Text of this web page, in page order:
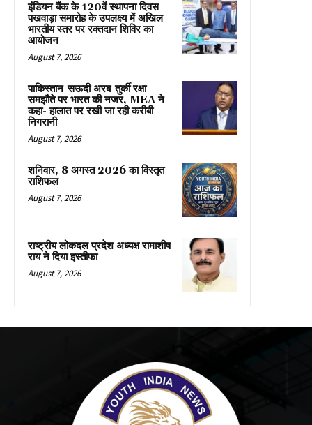
इंडियन बैंक के 120वें स्थापना दिवस
पखवाड़ा समारोह के उपलक्ष्य में अखिल
भारतीय स्तर पर रक्तदान शिविर का
आयोजन
August 7, 2026
पाकिस्तान-सऊदी अरब-तुर्की रक्षा
समझौते पर भारत की नजर, MEA ने
कहा- हालात पर रखी जा रही करीबी
निगरानी
August 7, 2026
शनिवार, 8 अगस्त 2026 का विस्तृत
राशिफल
August 7, 2026
राष्ट्रीय लोकदल प्रदेश अध्यक्ष रामाशीष
राय ने दिया इस्तीफा
August 7, 2026